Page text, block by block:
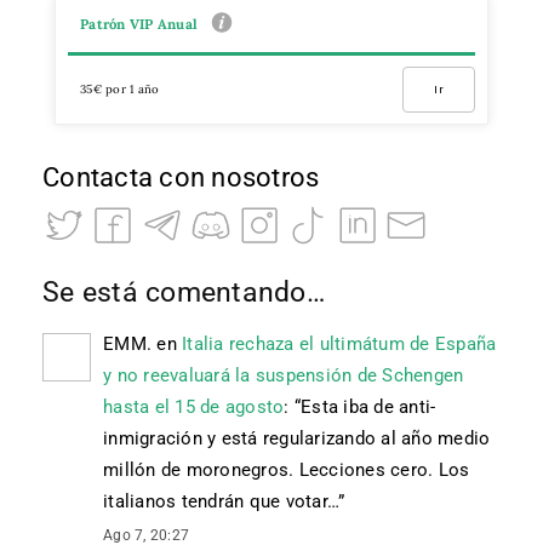
Patrón VIP Anual
35€ por 1 año Ir
Contacta con nosotros
Se está comentando…
EMM. en Italia rechaza el ultimátum de España
y no reevaluará la suspensión de Schengen
hasta el 15 de agosto: “Esta iba de anti-
inmigración y está regularizando al año medio
millón de moronegros. Lecciones cero. Los
italianos tendrán que votar…”
Ago 7, 20:27